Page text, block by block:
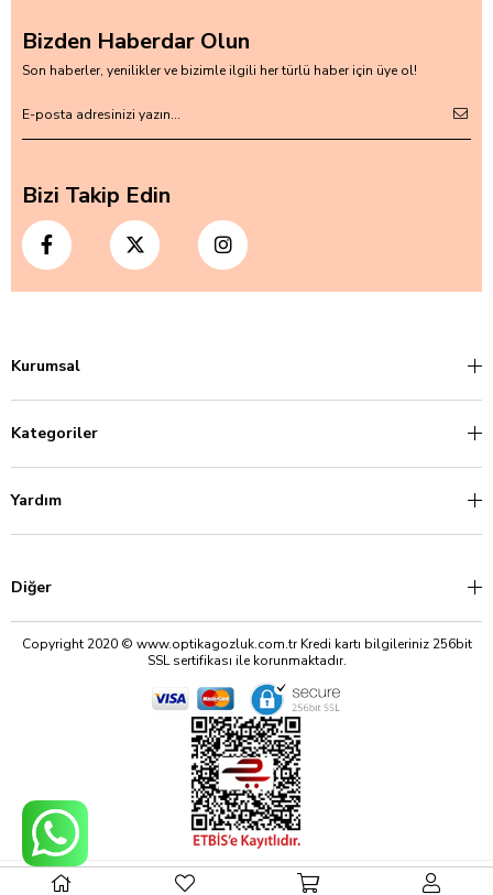
Bizden Haberdar Olun
Son haberler, yenilikler ve bizimle ilgili her türlü haber için üye ol!
Bizi Takip Edin
Kurumsal
Kategoriler
Yardım
Diğer
Copyright 2020 © www.optikagozluk.com.tr Kredi kartı bilgileriniz 256bit
SSL sertifikası ile korunmaktadır.